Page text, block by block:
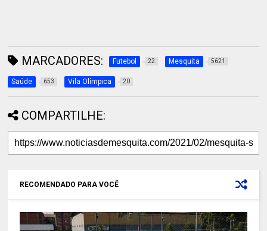
MARCADORES: Futebol 22 Mesquita 5621
Saúde 653 Vila Olímpica 20
COMPARTILHE:
RECOMENDADO PARA VOCÊ